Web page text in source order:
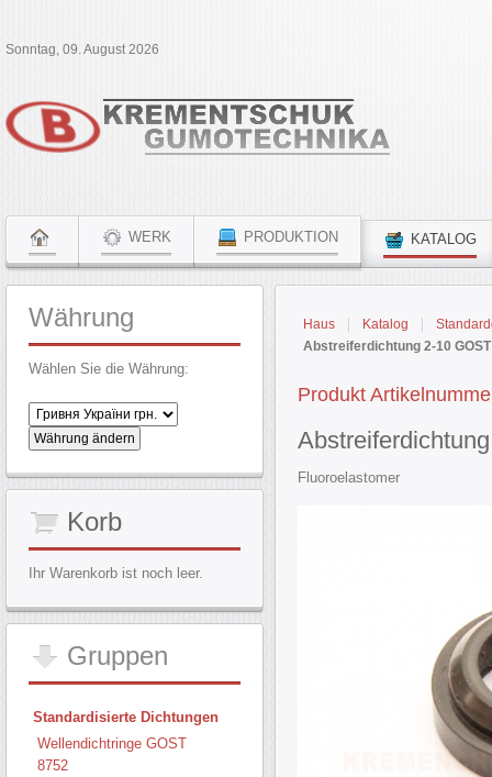
Sonntag, 09. August 2026
WERK PRODUKTION KATALOG
Haus Katalog
Abstreiferdichtung 2-10
Produkt
Fluoroelastomer
Währung
Wählen Sie die Währung:
Korb
Ihr Warenkorb ist noch leer.
Gruppen
Standardisierte Dichtungen
Wellendichtringe GOST
8752